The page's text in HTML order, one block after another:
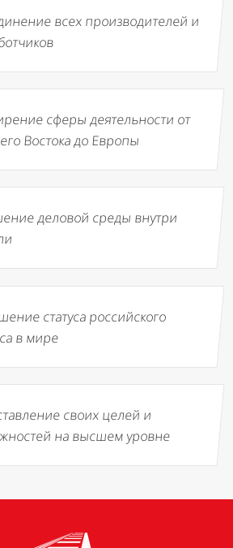
всех производителей и
сферы деятельности от
Востока до Европы
деловой среды внутри
статуса российского
в мире
своих целей и
на высшем уровне